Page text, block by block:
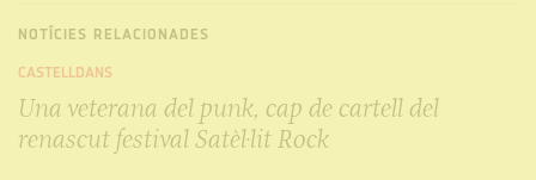
NOTÍCIES RELACIONADES
CASTELLDANS
Una veterana del punk, cap de cartell del
renascut festival Satèl·lit Rock